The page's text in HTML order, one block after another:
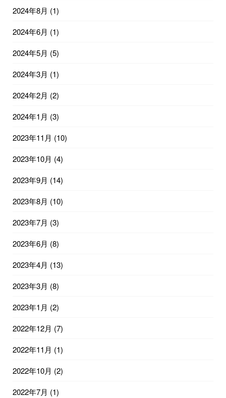
2024年8月 (1)
2024年6月 (1)
2024年5月 (5)
2024年3月 (1)
2024年2月 (2)
2024年1月 (3)
2023年11月 (10)
2023年10月 (4)
2023年9月 (14)
2023年8月 (10)
2023年7月 (3)
2023年6月 (8)
2023年4月 (13)
2023年3月 (8)
2023年1月 (2)
2022年12月 (7)
2022年11月 (1)
2022年10月 (2)
2022年7月 (1)